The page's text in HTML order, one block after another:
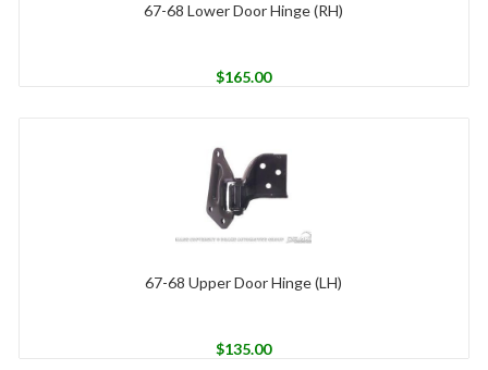
67-68 Lower Door Hinge (RH)
$165.00
67-68 Upper Door Hinge (LH)
$135.00